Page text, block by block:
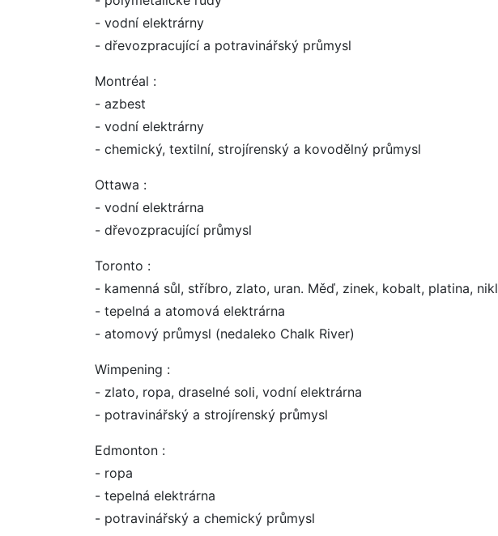
- vodní elektrárny
- dřevozpracující a potravinářský průmysl
Montréal :
- azbest
- vodní elektrárny
- chemický, textilní, strojírenský a kovodělný průmysl
Ottawa :
- vodní elektrárna
- dřevozpracující průmysl
Toronto :
- kamenná sůl, stříbro, zlato, uran. Měď, zinek, kobalt, platina, nikl
- tepelná a atomová elektrárna
- atomový průmysl (nedaleko Chalk River)
Wimpening :
- zlato, ropa, draselné soli, vodní elektrárna
- potravinářský a strojírenský průmysl
Edmonton :
- ropa
- tepelná elektrárna
- potravinářský a chemický průmysl